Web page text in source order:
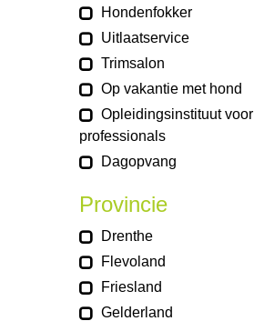
Hondenfokker
Uitlaatservice
Trimsalon
Op vakantie met hond
Opleidingsinstituut voor
professionals
Dagopvang
Provincie
Drenthe
Flevoland
Friesland
Gelderland